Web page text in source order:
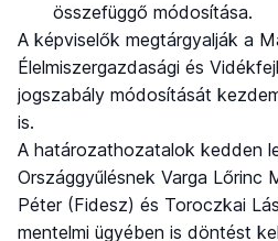
összefüggő módosítása.
A képviselők megtárgyalják a
Élelmiszergazdasági és
jogszabály módosítását
is.
A határozathozatalok kedden
Országgyűlésnek Varga Lőrinc
Péter (Fidesz) és Toroczkai
mentelmi ügyében is döntést